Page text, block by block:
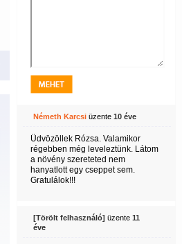
Németh Karcsiüzente 10 éve
Üdvözöllek Rózsa. Valamikor
régebben még leveleztünk. Látom
a növény szereteted nem
hanyatlott egy cseppet sem.
Gratulálok!!!
[Törölt felhasználó] üzente 11
éve